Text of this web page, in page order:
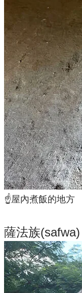
☝️屋內煮飯的地方
薩法族(safwa)